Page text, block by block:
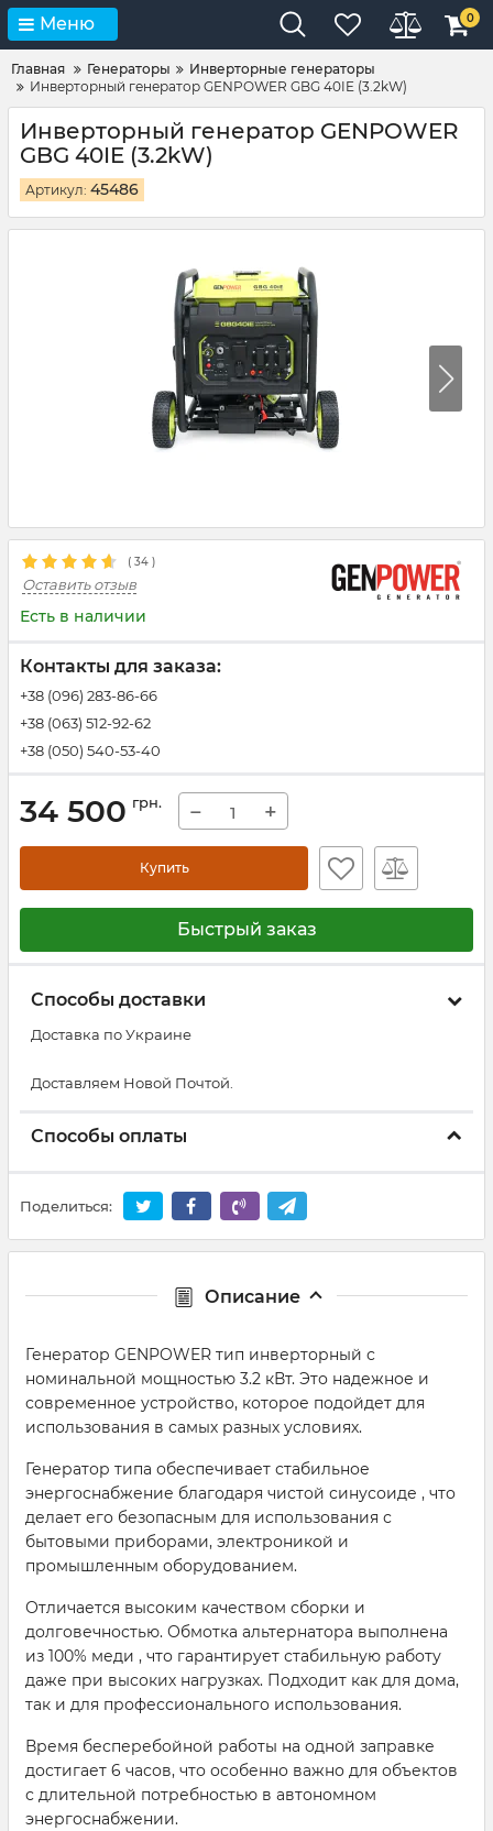
Меню 0
Главная Генераторы
Инверторные генераторы
Инверторный генератор GENPOWER GBG 40IE (3.2kW)
Инверторный генератор GENPOWER
GBG 40IE (3.2kW)
Артикул: 45486
( 34 )
Оставить отзыв
Есть в наличии
Контакты для заказа:
+38 (096) 283-86-66
+38 (063) 512-92-62
+38 (050) 540-53-40
34 500 грн. − +
Купить
Быстрый заказ
Способы доставки
Доставка по Украине
Доставляем Новой Почтой.
Способы оплаты
Поделиться:
Описание
Генератор GENPOWER тип инверторный с
номинальной мощностью 3.2 кВт. Это надежное и
современное устройство, которое подойдет для
использования в самых разных условиях.
Генератор типа обеспечивает стабильное
энергоснабжение благодаря чистой синусоиде , что
делает его безопасным для использования с
бытовыми приборами, электроникой и
промышленным оборудованием.
Отличается высоким качеством сборки и
долговечностью. Обмотка альтернатора выполнена
из 100% меди , что гарантирует стабильную работу
даже при высоких нагрузках. Подходит как для дома,
так и для профессионального использования.
Время бесперебойной работы на одной заправке
достигает 6 часов, что особенно важно для объектов
с длительной потребностью в автономном
энергоснабжении.